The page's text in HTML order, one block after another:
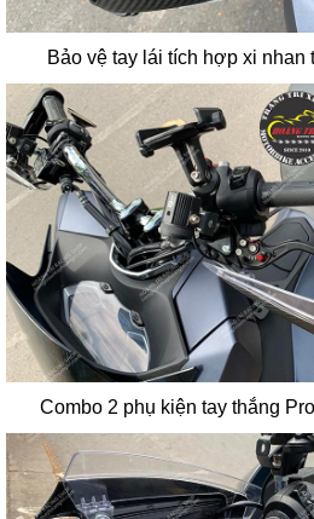
Bảo vệ tay lái tích hợp xi nhan
Combo 2 phụ kiện tay thắng